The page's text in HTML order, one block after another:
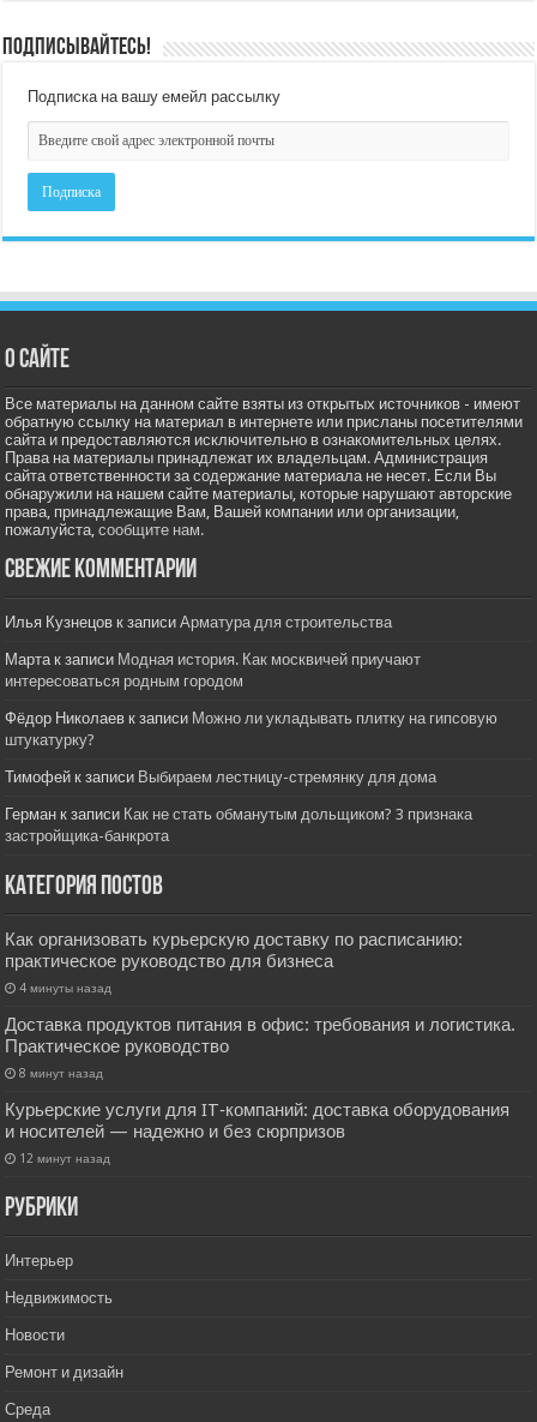
Подписывайтесь!
Подписка на вашу емейл рассылку
О сайте
Все материалы на данном сайте взяты из открытых источников - имеют
обратную ссылку на материал в интернете или присланы посетителями
сайта и предоставляются исключительно в ознакомительных целях.
Права на материалы принадлежат их владельцам. Администрация
сайта ответственности за содержание материала не несет. Если Вы
обнаружили на нашем сайте материалы, которые нарушают авторские
права, принадлежащие Вам, Вашей компании или организации,
пожалуйста,сообщите нам.
Свежие комментарии
Илья Кузнецов к записиАрматура для строительства
Мартак записи Модная история. Как москвичей приучают
интересоваться родным городом
Фёдор Николаев к записи Можно ли укладывать плитку на гипсовую
штукатурку?
Тимофей к записи Выбираем лестницу-стремянку для дома
Герман к записи Как не стать обманутым дольщиком? 3 признака
застройщика-банкрота
Категория постов
Как организовать курьерскую доставку по расписанию:
практическое руководство для бизнеса
4 минуты назад
Доставка продуктов питания в офис: требования и логистика.
Практическое руководство
8 минут назад
Курьерские услуги для IT‑компаний: доставка оборудования
и носителей — надежно и без сюрпризов
12 минут назад
РУбрики
Интерьер
Недвижимость
Новости
Ремонт и дизайн
Среда